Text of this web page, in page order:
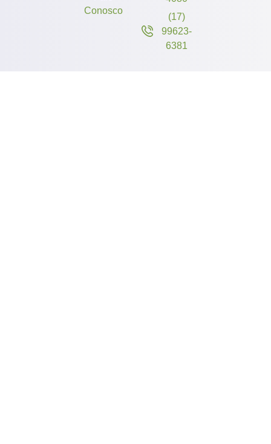
Conosco
(17)
99623-
6381